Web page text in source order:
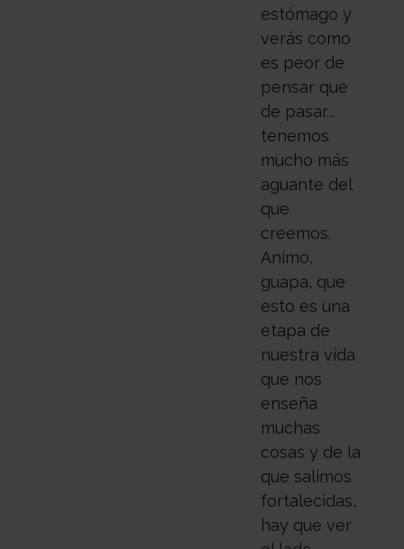
estómago y
verás como
es peor de
pensar que
de pasar...
tenemos
mucho más
aguante del
que
creemos.
Animo,
guapa, que
esto es una
etapa de
nuestra vida
que nos
enseña
muchas
cosas y de la
que salimos
fortalecidas,
hay que ver